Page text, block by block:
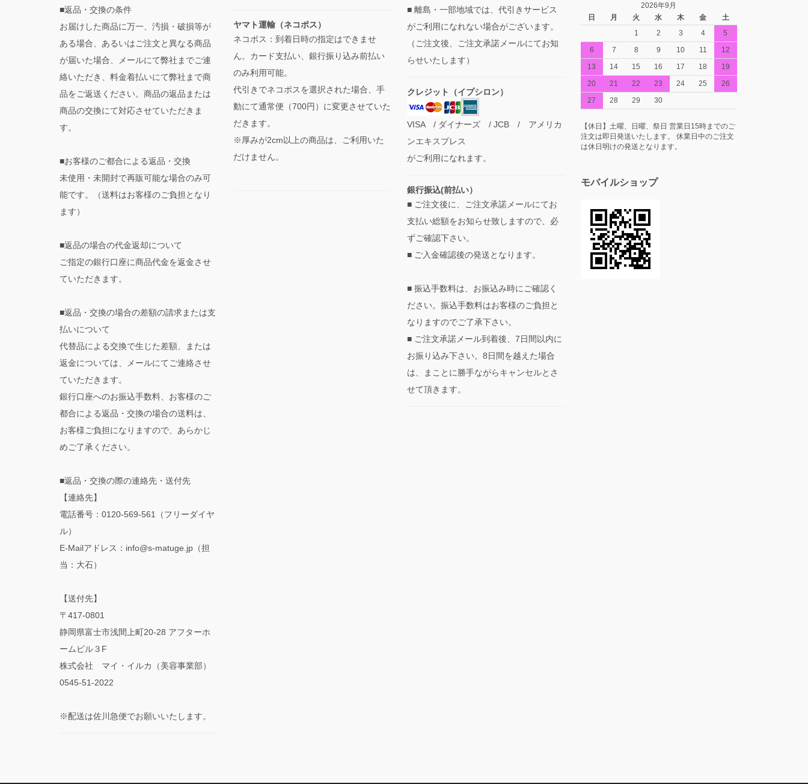
■返品・交換の条件
お届けした商品に万一、汚損・破損等が
ある場合、あるいはご注文と異なる商品
が届いた場合、メールにて弊社までご連
絡いただき、料金着払いにて弊社まで商
品をご返送ください。商品の返品または
商品の交換にて対応させていただきま
す。
■お客様のご都合による返品・交換
未使用・未開封で再販可能な場合のみ可
能です。（送料はお客様のご負担となり
ます）
■返品の場合の代金返却について
ご指定の銀行口座に商品代金を返金させ
ていただきます。
■返品・交換の場合の差額の請求または支
払いについて
代替品による交換で生じた差額、または
返金については、メールにてご連絡させ
ていただきます。
銀行口座へのお振込手数料、お客様のご
都合による返品・交換の場合の送料は、
お客様ご負担になりますので、あらかじ
めご了承ください。
■返品・交換の際の連絡先・送付先
【連絡先】
電話番号：0120-569-561（フリーダイヤ
ル）
E-Mailアドレス：info@s-matuge.jp（担
当：大石）
【送付先】
〒417-0801
静岡県富士市浅間上町20-28 アフターホ
ームビル３F
株式会社 マイ・イルカ（美容事業部）
0545-51-2022
※配送は佐川急便でお願いいたします。
ヤマト運輸（ネコポス）
ネコポス：到着日時の指定はできませ
ん。カード支払い、銀行振り込み前払い
のみ利用可能。
代引きでネコポスを選択された場合、手
動にて通常便（700円）に変更させていた
だきます。
※厚みが2cm以上の商品は、ご利用いた
だけません。
■ 離島・一部地域では、代引きサービス
がご利用になれない場合がございます。
（ご注文後、ご注文承諾メールにてお知
らせいたします）
クレジット（イプシロン）
VISA / ダイナーズ / JCB / アメリカ
ンエキスプレス
がご利用になれます。
銀行振込(前払い）
■ ご注文後に、ご注文承諾メールにてお
支払い総額をお知らせ致しますので、必
ずご確認下さい。
■ ご入金確認後の発送となります。
■ 振込手数料は、お振込み時にご確認く
ださい。振込手数料はお客様のご負担と
なりますのでご了承下さい。
■ ご注文承諾メール到着後、7日間以内に
お振り込み下さい。8日間を越えた場合
は、まことに勝手ながらキャンセルとさ
せて頂きます。
2026年9月
日
月 火 水 木 金
土
1
2 3 4
5
6
7 8 9 10 11
12
13
14 15 16 17 18
19
20
21 22 23 24 25
26
27
28 29 30
【休日】土曜、日曜、祭日 営業日15時までのご
注文は即日発送いたします。 休業日中のご注文
は休日明けの発送となります。
モバイルショップ